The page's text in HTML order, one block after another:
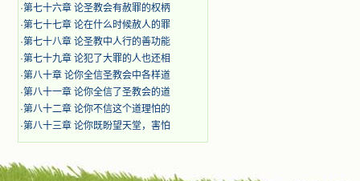
·第七十六章 论圣教会有赦罪的权柄
·第七十七章 论在什么时候赦人的罪
·第七十八章 论圣教中人行的善功能
·第七十九章 论犯了大罪的人也还相
·第八十章 论你全信圣教会中各样道
·第八十一章 论你全信了圣教会的道
·第八十二章 论你不信这个道理怕的
·第八十三章 论你既盼望天堂，害怕